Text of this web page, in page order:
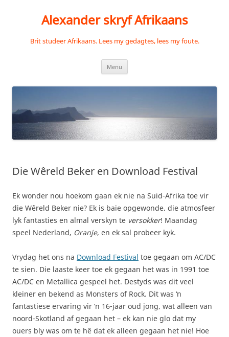
Alexander skryf Afrikaans
Brit studeer Afrikaans. Lees my gedagtes, lees my foute.
Menu
Die Wêreld Beker en Download Festival
Ek wonder nou hoekom gaan ek nie na Suid-Afrika toe vir
die Wêreld Beker nie? Ek is baie opgewonde, die atmosfeer
lyk fantasties en almal verskyn te versokker! Maandag
speel Nederland, Oranje, en ek sal probeer kyk.
Vrydag het ons na Download Festival toe gegaan om AC/DC
te sien. Die laaste keer toe ek gegaan het was in 1991 toe
AC/DC en Metallica gespeel het. Destyds was dit veel
kleiner en bekend as Monsters of Rock. Dit was ‘n
fantastiese ervaring vir ‘n 16-jaar oud jong, wat alleen van
noord-Skotland af gegaan het – ek kan nie glo dat my
ouers bly was om te hê dat ek alleen gegaan het nie! Hoe